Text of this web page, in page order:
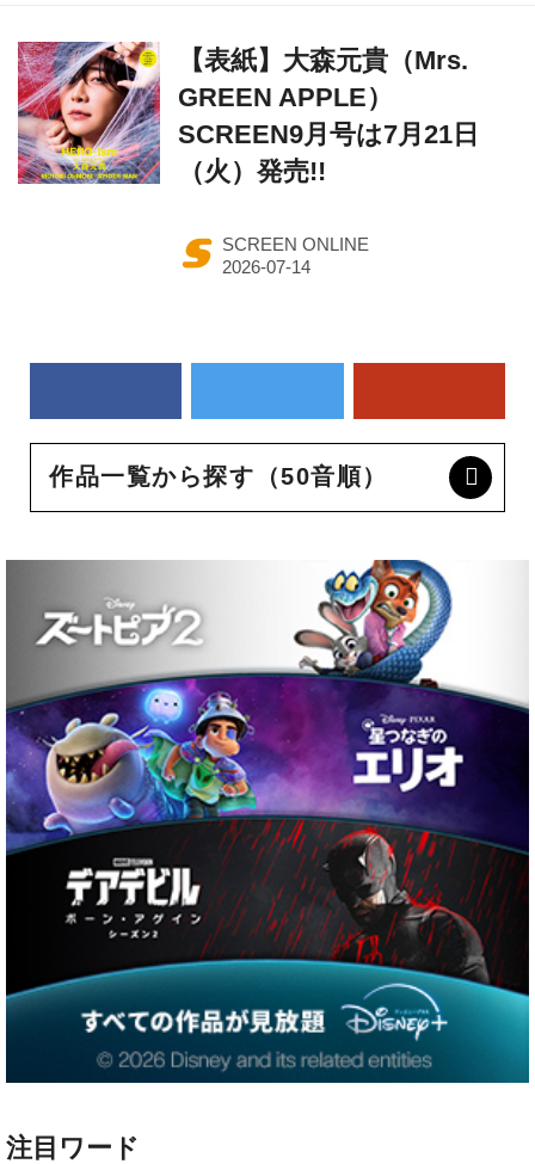
【表紙】大森元貴（Mrs.
GREEN APPLE）
SCREEN9月号は7月21日
（火）発売!!
SCREEN ONLINE
作品一覧から探す（50音順）
注目ワード